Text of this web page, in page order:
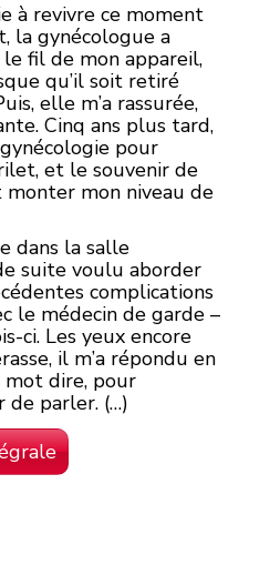
à revivre ce moment
la gynécologue a
fil de mon appareil,
qu’il soit retiré
elle m’a rassurée,
Cinq ans plus tard,
pour
et le souvenir de
monter mon niveau de
dans la salle
suite voulu aborder
complications
le médecin de garde –
ci. Les yeux encore
il m’a répondu en
mot dire, pour
de parler. (…)